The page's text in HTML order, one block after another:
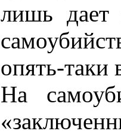
лишь дает
опять-таки
На